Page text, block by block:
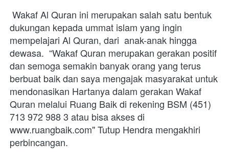
dukungan kepada ummat islam yang ingin
mempelajari Al Quran, dari  anak-anak hingga
dewasa.  “Wakaf Quran merupakan gerakan positif
dan semoga semakin banyak orang yang terus
berbuat baik dan saya mengajak masyarakat untuk
mendonasikan Hartanya dalam gerakan Wakaf
Quran melalui Ruang Baik di rekening BSM (451)
713 972 988 3 atau bisa akses di
www.ruangbaik.com" Tutup Hendra mengakhiri
perbincangan.